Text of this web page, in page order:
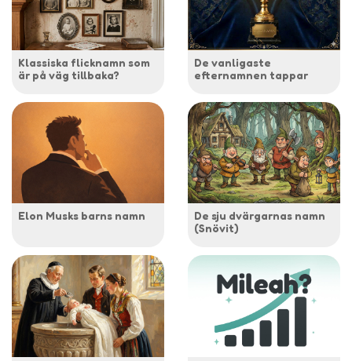
Klassiska flicknamn som
är på väg tillbaka?
De vanligaste
efternamnen tappar
Elon Musks barns namn
De sju dvärgarnas namn
(Snövit)